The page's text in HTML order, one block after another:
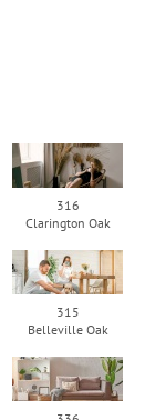
316
Clarington Oak
315
Belleville Oak